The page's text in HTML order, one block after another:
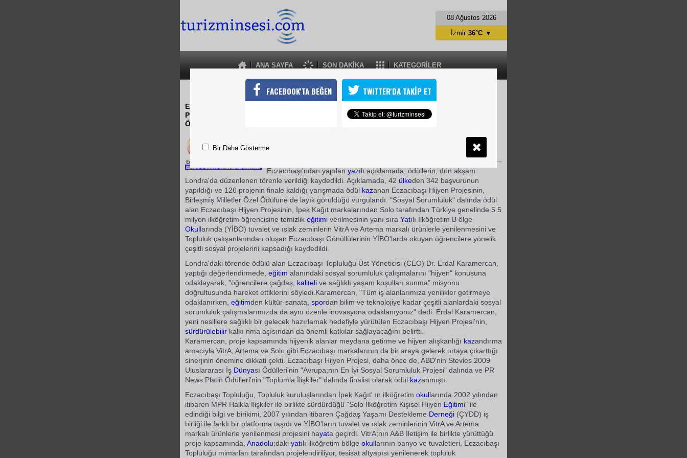
08 Ağustos 2026
ANA SAYFA SON DAKİKA KATEGORİLER
İzmir 36°C ▼
ECZACIBAŞINA ALTIN DÜNYA ÖDÜLÜ
Eczacıbaşı, Türkiye genelindeki pek çok ilköğretim okulunu kapsayan "Eczacıbaşı Hijyen
Projesi" ile Uluslararası Halkla İlişkiler Derneği (IPRA) tarafından verilen Altın Dünya
Ödülünü (Golden World Award) kazandı.
TURİZMİN SESİ
Eczacıbaşı'ndan yapılan yazılı açıklamada, ödüllerin, dün akşam
Londra'da düzenlenen törenle verildiği kaydedildi. Açıklamada, 42 ülkeden 342 başvurunun
yapıldığı ve 126 projenin finale kaldığı yarışmada ödül kazanan Eczacıbaşı Hijyen Projesinin,
Birleşmiş Milletler Özel Ödülüne de layık görüldüğü vurgulandı. "Sosyal Sorumluluk" dalında ödül
alan Eczacıbaşı Hijyen Projesinin, İpek Kağıt markalarından Solo tarafından Türkiye genelinde 5.5
milyon ilköğretim öğrencisine temizlik eğitimi verilmesinin yanı sıra Yatılı İlköğretim B ölge
Okullarında (YİBO) tuvalet ve ıslak zeminlerin VitrA ve Artema markalı ürünlerle yenilenmesini ve
Topluluk çalışanlarından oluşan Eczacıbaşı Gönüllülerinin YİBO'larda okuyan öğrencilere yönelik
çeşitli sosyal projelerini kapsadığı kaydedildi.
Londra'daki törende ödülü alan Eczacıbaşı Topluluğu Üst Yöneticisi (CEO) Dr. Erdal Karamercan,
yaptığı değerlendirmede, eğitim alanındaki sosyal sorumluluk çalışmalarını "hijyen" konusuna
odaklayarak, "öğrencilere çağdaş, kaliteli ve sağlıklı yaşam koşulları sunma" misyonu
doğrultusunda hareket ettiklerini söyledi.Karamercan, "Tüm iş alanlarımıza yenilikler getirmeye
odaklanırken, eğitimden kültür-sanata, spordan bilim ve teknolojiye kadar çeşitli alanlardaki sosyal
sorumluluk çalışmalarımızda da aynı özenle inovasyona odaklanıyoruz" dedi. Erdal Karamercan,
yeni nesillere sağlıklı bir gelecek hazırlamak hedefiyle yürütülen Eczacıbaşı Hijyen Projesi'nin,
sürdürülebilir kalkı nma açısından da önemli katkılar sağlayacağını belirtti.
Karamercan, proje kapsamında hijyenik alanlar meydana getirme ve hijyen alışkanlığı kazandırma
amacıyla VitrA, Artema ve Solo gibi Eczacıbaşı markalarının da bir araya gelerek ortaya çıkarttığı
sinerjinin önemine dikkati çekti. Eczacıbaşı Hijyen Projesi, daha önce de, ABD'nin Stevies 2009
Uluslararası İş Dünyası Ödülleri'nin "Avrupa;nın En İyi Sosyal Sorumluluk Projesi" dalında ve PR
News Platin Ödülleri'nin "Toplumla İlişkiler" dalında finalist olarak ödül kazanmıştı.
Eczacıbaşı Topluluğu, Topluluk kuruluşlarından İpek Kağıt' ın ilköğretim okullarında 2002 yılından
itibaren MPR Halkla İlişkiler ile birlikte sürdürdüğü "Solo İlköğretim Kişisel Hijyen Eğitimi" ile
edindiği bilgi ve birikimi, 2007 yılından itibaren Çağdaş Yaşamı Destekleme Derneği (ÇYDD) iş
birliği ile farklı bir platforma taşıdı ve YİBO'ların tuvalet ve ıslak zeminlerinin VitrA ve Artema
markalı ürünlerle yenilenmesi projesini hayata geçirdi. VitrA;nın A&B İletişim ile birlikte yürüttüğü
proje kapsamında, Anadolu;daki yatılı ilköğretim bölge okullarının banyo ve tuvaletleri, Eczacıbaşı
Topluluğu mimarları tarafından projelendiriliyor, tesisat altyapısı yenilenerek topluluk
FACEBOOK'TA BEĞEN TWITTER'DA TAKİP ET
Bir Daha Gösterme